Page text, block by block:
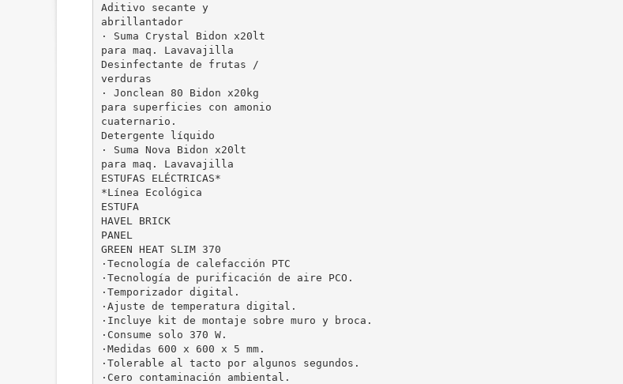
Aditivo secante y
abrillantador
· Suma Crystal Bidon x20lt
para maq. Lavavajilla
Desinfectante de frutas /
verduras
· Jonclean 80 Bidon x20kg
para superficies con amonio
cuaternario.
Detergente líquido
· Suma Nova Bidon x20lt
para maq. Lavavajilla
ESTUFAS ELÉCTRICAS*
*Línea Ecológica
ESTUFA
HAVEL BRICK
PANEL
GREEN HEAT SLIM 370
·Tecnología de calefacción PTC
·Tecnología de purificación de aire PCO.
·Temporizador digital.
·Ajuste de temperatura digital.
·Incluye kit de montaje sobre muro y broca.
·Consume solo 370 W.
·Medidas 600 x 600 x 5 mm.
·Tolerable al tacto por algunos segundos.
·Cero contaminación ambiental.